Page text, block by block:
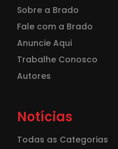
Sobre a Brado
Fale com a Brado
Anuncie Aqui
Trabalhe Conosco
Autores
Notícias
Todas as Categorias